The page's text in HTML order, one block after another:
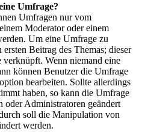
Umfrage?
Umfragen nur vom
Moderator oder einem
Um eine Umfrage zu
Beitrag des Themas; dieser
Wenn niemand eine
können Benutzer die Umfrage
bearbeiten. Sollte allerdings
haben, so kann die Umfrage
oder Administratoren geändert
soll die Manipulation von
werden.